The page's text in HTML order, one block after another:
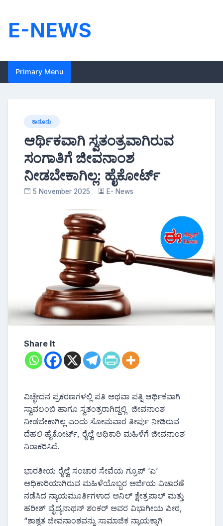
content
E-NEWS
Primary Menu
ಕಾನೂನು
ಆರ್ಥಿಕವಾಗಿ ಸ್ವತಂತ್ರವಾಗಿರುವ
ಸಂಗಾತಿಗೆ ಜೀವನಾಂಶ
ನೀಡಬೇಕಾಗಿಲ್ಲ: ಹೈಕೋರ್ಟ್
5 November 2025 E- News
Share It
ವಿಚ್ಛೇದನ ಪ್ರಕರಣಗಳಲ್ಲಿ ಪತಿ ಅಥವಾ ಪತ್ನಿ ಆರ್ಥಿಕವಾಗಿ
ಸ್ವಾವಲಂಬಿ ಹಾಗೂ ಸ್ವತಂತ್ರರಾಗಿದ್ದಲ್ಲಿ ಜೀವನಾಂಶ
ನೀಡಬೇಕಾಗಿಲ್ಲ ಎಂದು ಸೋಮವಾರ ತೀರ್ಪು ನೀಡಿರುವ
ದೆಹಲಿ ಹೈಕೋರ್ಟ್, ರೈಲ್ವೆ ಅಧಿಕಾರಿ ಮಹಿಳೆಗೆ ಜೀವನಾಂಶ
ನಿರಾಕರಿಸಿದೆ.
ಭಾರತೀಯ ರೈಲ್ವೆ ಸಂಚಾರ ಸೇವೆಯ ಗ್ರೂಪ್ ‘ಎ’
ಅಧಿಕಾರಿಯಾಗಿರುವ ಮಹಿಳೆಯೊಬ್ಬರ ಅರ್ಜಿಯ ವಿಚಾರಣೆ
ನಡೆಸಿದ ನ್ಯಾಯಮೂರ್ತಿಗಳಾದ ಅನಿಲ್ ಕ್ಷೇತ್ರಪಾಲ್ ಮತ್ತು
ಹರೀಶ್ ವೈದ್ಯನಾಥನ್ ಶಂಕ‌ರ್ ಅವರ ವಿಭಾಗೀಯ ಪೀಠ,
“ಶಾಶ್ವತ ಜೀವನಾಂಶವನ್ನು ಸಾಮಾಜಿಕ ನ್ಯಾಯಕ್ಕಾಗಿ